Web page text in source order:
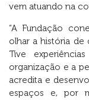
vem atuando na
“A Fundação
olhar a história de
Tive
organização e a
acredita e
espaços e, por